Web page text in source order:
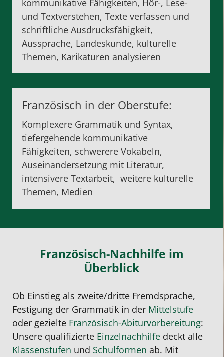
kommunikative Fähigkeiten, Hör-, Lese-
und Textverstehen, Texte verfassen und
schriftliche Ausdrucksfähigkeit,
Aussprache, Landeskunde, kulturelle
Themen, Karikaturen analysieren
Französisch in der Oberstufe:
Komplexere Grammatik und Syntax,
tiefergehende kommunikative
Fähigkeiten, schwerere Vokabeln,
Auseinandersetzung mit Literatur,
intensivere Textarbeit, weitere kulturelle
Themen, Medien
Französisch-Nachhilfe im
Überblick
Ob Einstieg als zweite/dritte Fremdsprache,
Festigung der Grammatik in der Mittelstufe
oder gezielte Französisch-Abiturvorbereitung:
Unsere qualifizierte Einzelnachhilfe deckt alle
Klassenstufen und Schulformen ab. Mit